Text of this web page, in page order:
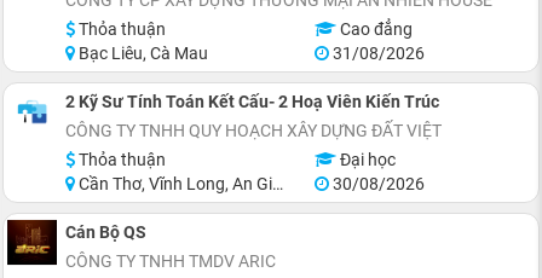
Thỏa thuận
Cao đẳng
Bạc Liêu, Cà Mau
31/08/2026
2 Kỹ Sư Tính Toán Kết Cấu- 2 Hoạ Viên Kiến Trúc
CÔNG TY TNHH QUY HOẠCH XÂY DỰNG ĐẤT VIỆT
Thỏa thuận
Đại học
Cần Thơ, Vĩnh Long, An Giang, Đồng Tháp, Trà Vinh, Miền Nam
30/08/2026
Cán Bộ QS
CÔNG TY TNHH TMDV ARIC